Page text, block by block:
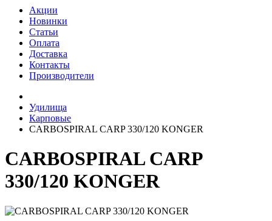
Акции
Новинки
Статьи
Оплата
Доставка
Контакты
Производители
Удилища
Карповые
CARBOSPIRAL CARP 330/120 KONGER
CARBOSPIRAL CARP
330/120 KONGER